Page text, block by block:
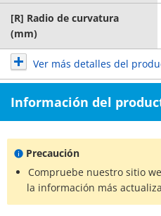
[R] Radio de curvatura
(mm)
Ver más detalles del
Información del
Precaución
Compruebe nuestro sitio
la información más